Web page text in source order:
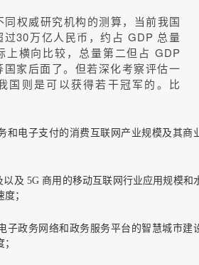
同权威研究机构的测算，当前我国
过30万亿人民币，约占 GDP 总量
上横向比较，总量第二但占 GDP
家后面了。但若深化考察评估一
国则是可以获得若干冠军的。比
和电子支付的消费互联网产业规模及其商
以及 5G 商用的移动互联网行业应用规模和
；
子政务网络和政务服务平台的智慧城市建